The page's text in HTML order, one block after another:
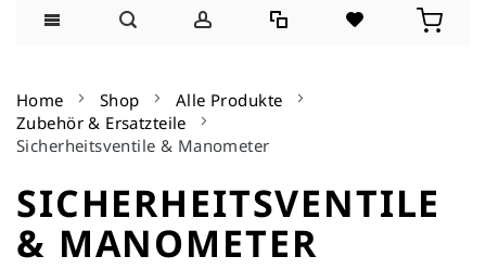
Inhalt
Home Shop
Alle Produkte
Zubehör & Ersatzteile
Sicherheitsventile & Manometer
SICHERHEITSVENTILE
& MANOMETER